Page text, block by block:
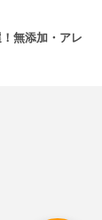
無添加・アレ